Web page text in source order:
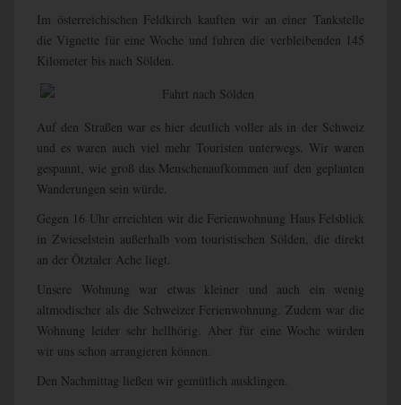
Im österreichischen Feldkirch kauften wir an einer Tankstelle
die Vignette für eine Woche und fuhren die verbleibenden 145
Kilometer bis nach Sölden.
Auf den Straßen war es hier deutlich voller als in der Schweiz
und es waren auch viel mehr Touristen unterwegs. Wir waren
gespannt, wie groß das Menschenaufkommen auf den geplanten
Wanderungen sein würde.
Gegen 16 Uhr erreichten wir die Ferienwohnung Haus Felsblick
in Zwieselstein außerhalb vom touristischen Sölden, die direkt
an der Ötztaler Ache liegt.
Unsere Wohnung war etwas kleiner und auch ein wenig
altmodischer als die Schweizer Ferienwohnung. Zudem war die
Wohnung leider sehr hellhörig. Aber für eine Woche würden
wir uns schon arrangieren können.
Den Nachmittag ließen wir gemütlich ausklingen.